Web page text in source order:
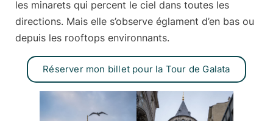
les minarets qui percent le ciel dans toutes les
directions. Mais elle s’observe églament d’en bas ou
depuis les rooftops environnants.
Réserver mon billet pour la Tour de Galata